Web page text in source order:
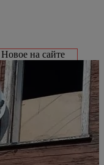
Новое на сайте